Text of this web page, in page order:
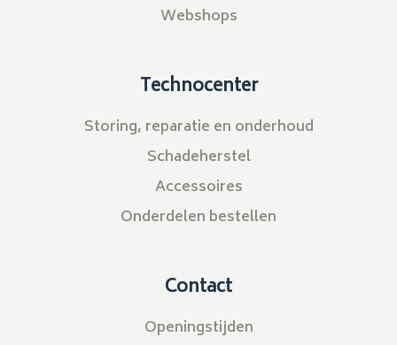
Webshops
Technocenter
Storing, reparatie en onderhoud
Schadeherstel
Accessoires
Onderdelen bestellen
Contact
Openingstijden